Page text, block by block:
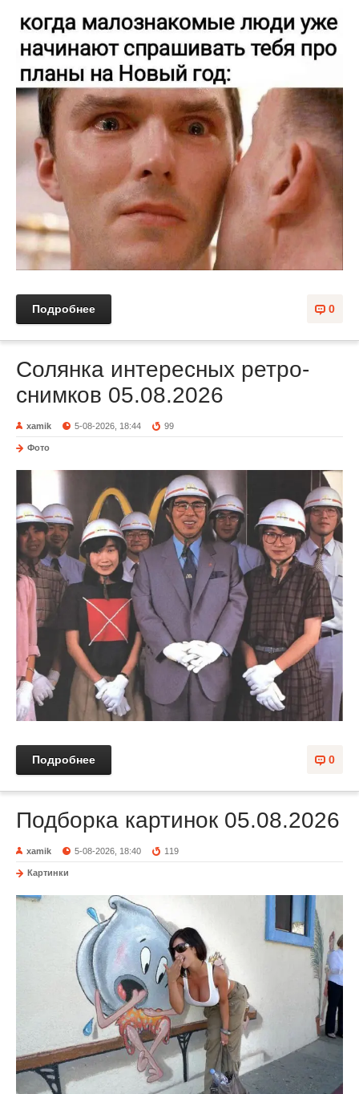
0
Подробнее
Солянка интересных ретро-
снимков 05.08.2026
xamik 5-08-2026, 18:44 99
Фото
0
Подробнее
Подборка картинок 05.08.2026
xamik 5-08-2026, 18:40 119
Картинки